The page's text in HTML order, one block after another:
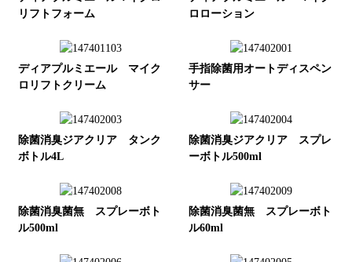
リフトフォーム
ロローション
ディアプルミエール マイク
ロリフトクリーム
手指除菌用オートディスペン
サー
除菌消臭ジアクリア タンク
ボトル4L
除菌消臭ジアクリア スプレ
ーボトル500ml
除菌消臭菌無 スプレーボト
ル500ml
除菌消臭菌無 スプレーボト
ル60ml